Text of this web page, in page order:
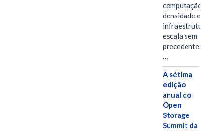
computação de
densidade em
infraestrutura
escala sem
…
A sétima
edição
anual do
Open
Storage
Summit da